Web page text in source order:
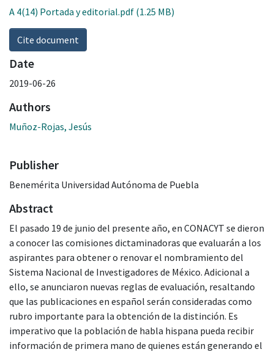
A 4(14) Portada y editorial.pdf (1.25 MB)
Cite document
Date
2019-06-26
Authors
Muñoz-Rojas, Jesús
Publisher
Benemérita Universidad Autónoma de Puebla
Abstract
El pasado 19 de junio del presente año, en CONACYT se dieron
a conocer las comisiones dictaminadoras que evaluarán a los
aspirantes para obtener o renovar el nombramiento del
Sistema Nacional de Investigadores de México. Adicional a
ello, se anunciaron nuevas reglas de evaluación, resaltando
que las publicaciones en español serán consideradas como
rubro importante para la obtención de la distinción. Es
imperativo que la población de habla hispana pueda recibir
información de primera mano de quienes están generando el